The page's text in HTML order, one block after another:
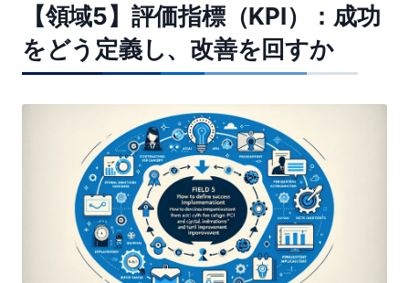
【領域5】評価指標（KPI）：成功
をどう定義し、改善を回すか